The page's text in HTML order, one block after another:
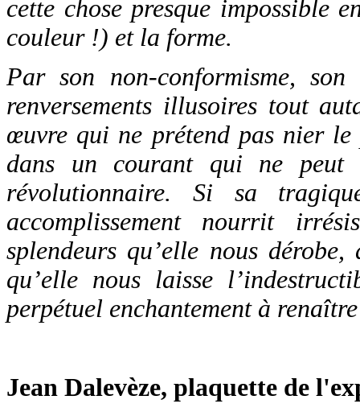
cette chose presque impossible
couleur !) et la forme.
Par son non-conformisme,
renversements illusoires tout
œuvre qui ne prétend pas nier le
dans un courant qui ne peut
révolutionnaire. Si sa
accomplissement nourrit
splendeurs qu’elle nous
qu’elle nous laisse
perpétuel enchantement à
Jean Dalevèze, plaquette de